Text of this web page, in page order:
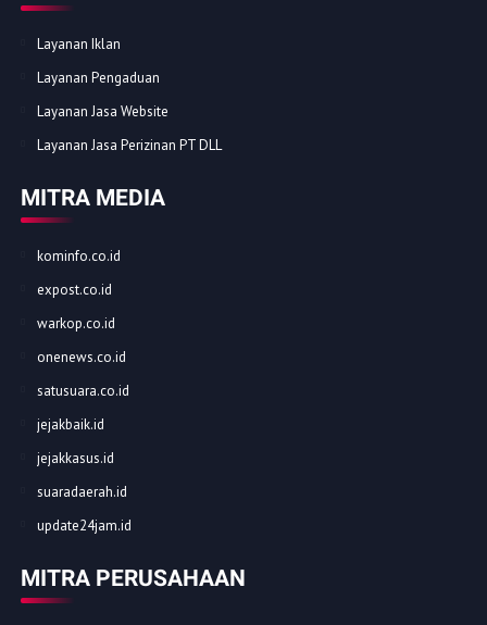
Layanan Iklan
Layanan Pengaduan
Layanan Jasa Website
Layanan Jasa Perizinan PT DLL
MITRA MEDIA
kominfo.co.id
expost.co.id
warkop.co.id
onenews.co.id
satusuara.co.id
jejakbaik.id
jejakkasus.id
suaradaerah.id
update24jam.id
MITRA PERUSAHAAN